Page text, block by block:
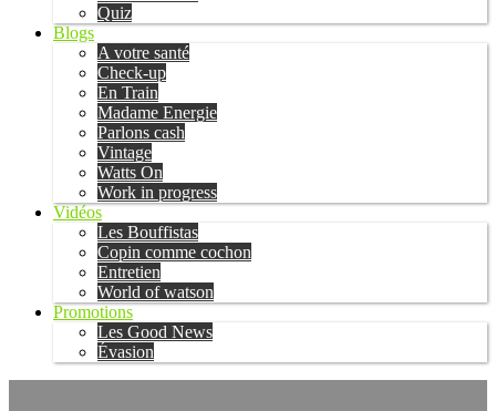
Quiz
Blogs
A votre santé
Check-up
En Train
Madame Energie
Parlons cash
Vintage
Watts On
Work in progress
Vidéos
Les Bouffistas
Copin comme cochon
Entretien
World of watson
Promotions
Les Good News
Évasion